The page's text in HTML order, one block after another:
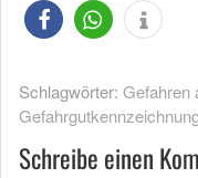
Schlagwörter: Gefahren
Schreibe einen